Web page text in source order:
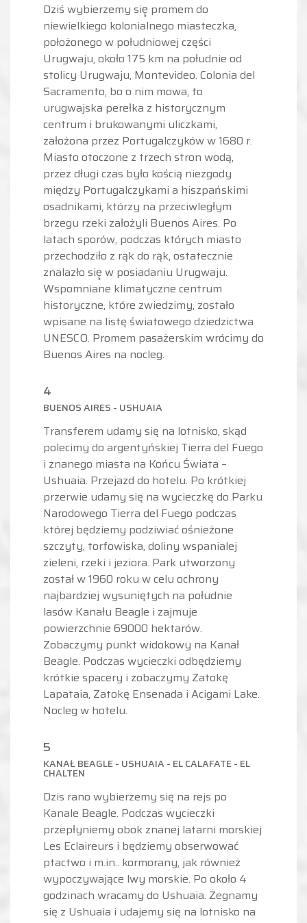
Dziś wybierzemy się̨ promem do
niewielkiego kolonialnego miasteczka,
położonego w południowej części
Urugwaju, około 175 km na południe od
stolicy Urugwaju, Montevideo. Colonia del
Sacramento, bo o nim mowa, to
urugwajska perełka z historycznym
centrum i brukowanymi uliczkami,
założona przez Portugalczyków w 1680 r.
Miasto otoczone z trzech stron wodą,
przez długi czas było kością niezgody
między Portugalczykami a hiszpańskimi
osadnikami, którzy na przeciwległym
brzegu rzeki założyli Buenos Aires. Po
latach sporów, podczas których miasto
przechodziło z rąk do rąk, ostatecznie
znalazło się̨ w posiadaniu Urugwaju.
Wspomniane klimatyczne centrum
historyczne, które zwiedzimy, zostało
wpisane na listę światowego dziedzictwa
UNESCO. Promem pasażerskim wrócimy do
Buenos Aires na nocleg.
4
BUENOS AIRES - USHUAIA
Transferem udamy się na lotnisko, skąd
polecimy do argentyńskiej Tierra del Fuego
i znanego miasta na Końcu Świata –
Ushuaia. Przejazd do hotelu. Po krótkiej
przerwie udamy się na wycieczkę do Parku
Narodowego Tierra del Fuego podczas
której będziemy podziwiać ośnieżone
szczyty, torfowiska, doliny wspanialej
zieleni, rzeki i jeziora. Park utworzony
został w 1960 roku w celu ochrony
najbardziej wysuniętych na południe
lasów Kanału Beagle i zajmuje
powierzchnie 69000 hektarów.
Zobaczymy punkt widokowy na Kanał
Beagle. Podczas wycieczki odbędziemy
krótkie spacery i zobaczymy Zatokę
Lapataia, Zatokę Ensenada i Acigami Lake.
Nocleg w hotelu.
5
KANAŁ BEAGLE - USHUAIA - EL CALAFATE - EL
CHALTEN
Dzis rano wybierzemy się na rejs po
Kanale Beagle. Podczas wycieczki
przepłyniemy obok znanej latarni morskiej
Les Eclaireurs i będziemy obserwować
ptactwo i m.in.. kormorany, jak również
wypoczywające lwy morskie. Po około 4
godzinach wracamy do Ushuaia. Żegnamy
się z Ushuaia i udajemy się na lotnisko na